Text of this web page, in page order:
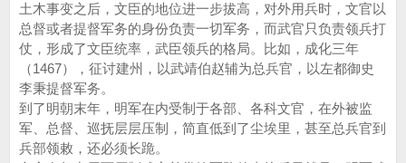
土木事变之后，文臣的地位进一步拔高，对外用兵时，文官以
总督或者提督军务的身份负责一切军务，而武官只负责领兵打
仗，形成了文臣统率，武臣领兵的格局。比如，成化三年
（1467），征讨建州，以武靖伯赵辅为总兵官，以左都御史
李秉提督军务。
到了明朝末年，明军在内受制于各部、各科文官，在外被监
军、总督、巡抚层层压制，简直低到了尘埃里，甚至总兵官到
兵部领敕，还必须长跪。